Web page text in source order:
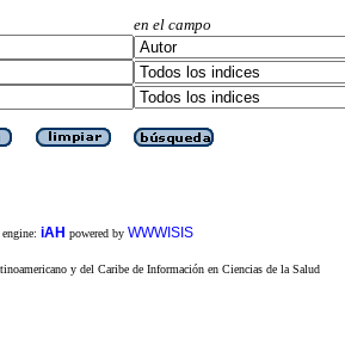
en el campo
engine: iAH powered by WWWISIS
y del Caribe de Información en Ciencias de la Salud